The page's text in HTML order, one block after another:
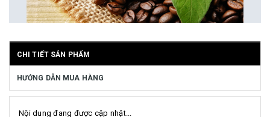
CHI TIẾT SẢN PHẨM
HƯỚNG DẪN MUA HÀNG
Nội dung đang được cập nhật...